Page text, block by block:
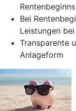
Bei
Leistungen
Transparente
Anlageform